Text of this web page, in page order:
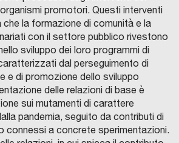
promotori. Questi interventi
che la formazione di comunità e la
con il settore pubblico rivestono
sviluppo dei loro programmi di
dal perseguimento di
e di promozione dello sviluppo
delle relazioni di base è
sui mutamenti di carattere
pandemia, seguito da contributi di
connessi a concrete sperimentazioni.